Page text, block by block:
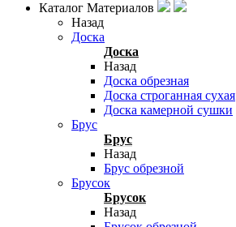
Каталог Материалов
Назад
Доска
Доска
Назад
Доска обрезная
Доска строганная сухая
Доска камерной сушки
Брус
Брус
Назад
Брус обрезной
Брусок
Брусок
Назад